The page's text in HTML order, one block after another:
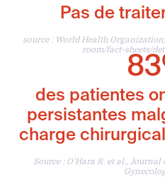
Pas de
source : World Health
room/fact-sheets/
des patientes
persistantes
charge
Source : O’Hara R. et al.,